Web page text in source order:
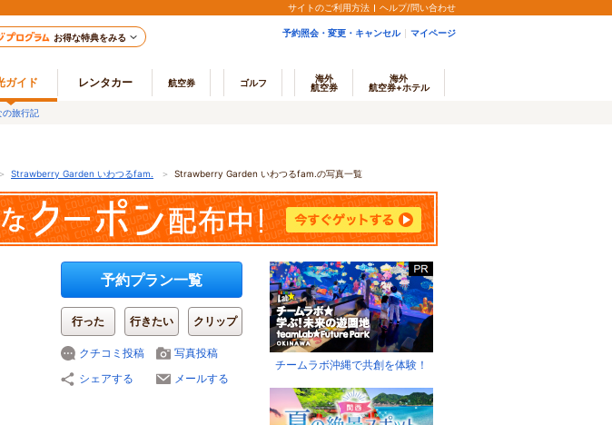
サイトのご利用方法 ヘルプ/問い合わせ
お得な特典をみる 予約照会・変更・キャンセル マイページ
ガイド レンタカー 航空券 ゴルフ
海外
航空券
海外
航空券+ホテル
の旅行記
＞ Strawberry Garden いわつるfam. ＞ Strawberry Garden いわつるfam.の写真一覧
予約プラン一覧
行った 行きたい クリップ
クチコミ投稿
写真投稿
シェアする
メールする
チームラボ沖縄で共創を体験！